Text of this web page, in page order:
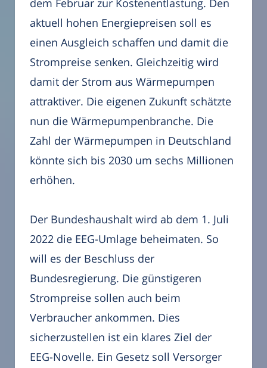
aktuell hohen Energiepreisen soll es
einen Ausgleich schaffen und damit die
Strompreise senken. Gleichzeitig wird
damit der Strom aus Wärmepumpen
attraktiver. Die eigenen Zukunft schätzte
nun die Wärmepumpenbranche. Die
Zahl der Wärmepumpen in Deutschland
könnte sich bis 2030 um sechs Millionen
erhöhen.
Der Bundeshaushalt wird ab dem 1. Juli
2022 die EEG-Umlage beheimaten. So
will es der Beschluss der
Bundesregierung. Die günstigeren
Strompreise sollen auch beim
Verbraucher ankommen. Dies
sicherzustellen ist ein klares Ziel der
EEG-Novelle. Ein Gesetz soll Versorger